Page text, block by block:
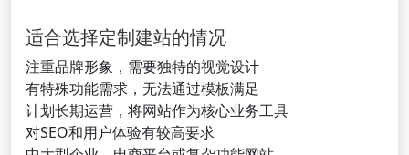
适合选择定制建站的情况
注重品牌形象，需要独特的视觉设计
有特殊功能需求，无法通过模板满足
计划长期运营，将网站作为核心业务工具
对SEO和用户体验有较高要求